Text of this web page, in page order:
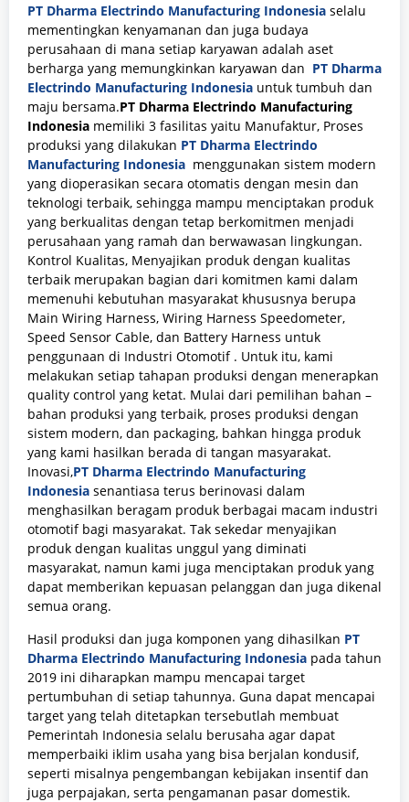
PT Dharma Electrindo Manufacturing Indonesia selalu
mementingkan kenyamanan dan juga budaya
perusahaan di mana setiap karyawan adalah aset
berharga yang memungkinkan karyawan dan PT Dharma
Electrindo Manufacturing Indonesia untuk tumbuh dan
maju bersama.PT Dharma Electrindo Manufacturing
Indonesia memiliki 3 fasilitas yaitu Manufaktur, Proses
produksi yang dilakukan PT Dharma Electrindo
Manufacturing Indonesia menggunakan sistem modern
yang dioperasikan secara otomatis dengan mesin dan
teknologi terbaik, sehingga mampu menciptakan produk
yang berkualitas dengan tetap berkomitmen menjadi
perusahaan yang ramah dan berwawasan lingkungan.
Kontrol Kualitas, Menyajikan produk dengan kualitas
terbaik merupakan bagian dari komitmen kami dalam
memenuhi kebutuhan masyarakat khususnya berupa
Main Wiring Harness, Wiring Harness Speedometer,
Speed Sensor Cable, dan Battery Harness untuk
penggunaan di Industri Otomotif . Untuk itu, kami
melakukan setiap tahapan produksi dengan menerapkan
quality control yang ketat. Mulai dari pemilihan bahan –
bahan produksi yang terbaik, proses produksi dengan
sistem modern, dan packaging, bahkan hingga produk
yang kami hasilkan berada di tangan masyarakat.
Inovasi,PT Dharma Electrindo Manufacturing
Indonesia senantiasa terus berinovasi dalam
menghasilkan beragam produk berbagai macam industri
otomotif bagi masyarakat. Tak sekedar menyajikan
produk dengan kualitas unggul yang diminati
masyarakat, namun kami juga menciptakan produk yang
dapat memberikan kepuasan pelanggan dan juga dikenal
semua orang.
Hasil produksi dan juga komponen yang dihasilkan PT
Dharma Electrindo Manufacturing Indonesia pada tahun
2019 ini diharapkan mampu mencapai target
pertumbuhan di setiap tahunnya. Guna dapat mencapai
target yang telah ditetapkan tersebutlah membuat
Pemerintah Indonesia selalu berusaha agar dapat
memperbaiki iklim usaha yang bisa berjalan kondusif,
seperti misalnya pengembangan kebijakan insentif dan
juga perpajakan, serta pengamanan pasar domestik.